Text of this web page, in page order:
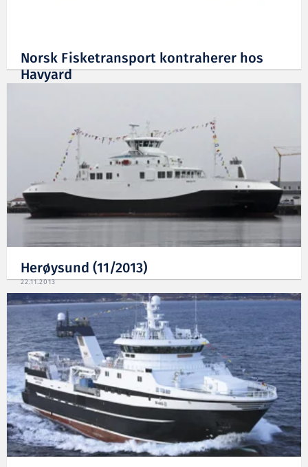
Norsk Fisketransport kontraherer hos
Havyard
Herøysund (11/2013)
22.11.2013